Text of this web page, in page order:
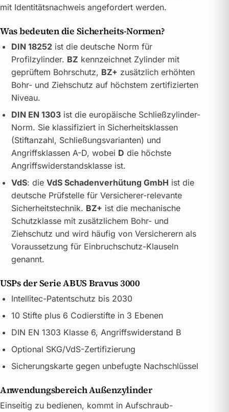
mit Identitätsnachweis angefordert werden.
Was bedeuten die Sicherheits-Normen?
DIN 18252ist die deutsche Norm für
Profilzylinder. BZ kennzeichnet Zylinder mit
geprüftem Bohrschutz, BZ+ zusätzlich erhöhten
Bohr- und Ziehschutz auf höchstem zertifizierten
Niveau.
DIN EN 1303ist die europäische Schließzylinder-
Norm. Sie klassifiziert in Sicherheitsklassen
(Stiftanzahl, Schließungsvarianten) und
Angriffsklassen A-D, wobei D die höchste
Angriffswiderstandsklasse ist.
VdS: die VdS Schadenverhütung GmbH ist die
deutsche Prüfstelle für Versicherer-relevante
Sicherheitstechnik. BZ+ ist die mechanische
Schutzklasse mit zusätzlichem Bohr- und
Ziehschutz und wird häufig von Versicherern als
Voraussetzung für Einbruchschutz-Klauseln
genannt.
USPs der Serie ABUS Bravus 3000
Intellitec-Patentschutz bis 2030
10 Stifte plus 6 Codierstifte in 3 Ebenen
DIN EN 1303 Klasse 6, Angriffswiderstand B
Optional SKG/VdS-Zertifizierung
Sicherungskarte gegen unbefugte Nachschlüssel
Anwendungsbereich Außenzylinder
Einseitig zu bedienen, kommt in Aufschraub-